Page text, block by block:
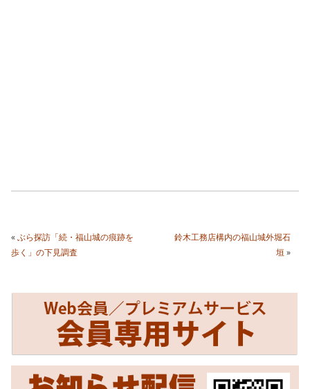
«ぶら探訪「続・福山城の痕跡を
歩く」の下見調査
鈴木工務店構内の福山城外堀石
垣 »